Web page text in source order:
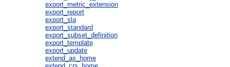
export_metric_extension
export_report
export_sla
export_standard
export_subset_definition
export_template
export_update
extend_as_home